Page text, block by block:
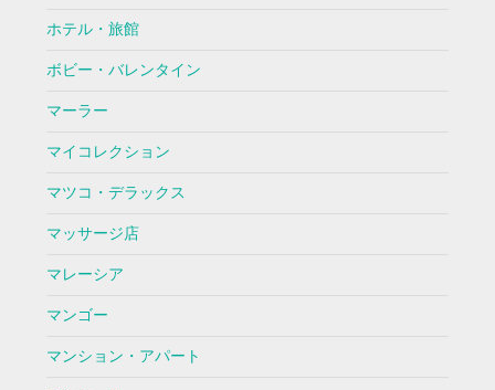
ホテル・旅館
ボビー・バレンタイン
マーラー
マイコレクション
マツコ・デラックス
マッサージ店
マレーシア
マンゴー
マンション・アパート